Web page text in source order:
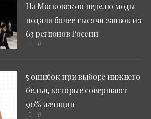
На Московскую неделю моды
подали более тысячи заявок из
63 регионов России
0
5 ошибок при выборе нижнего
белья, которые совершают
90% женщин
0